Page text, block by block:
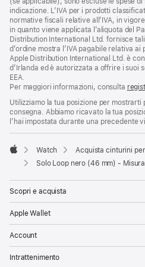
indicazione. L’IVA per i prodotti
normative fiscali relative all’IVA, in
in quanto viene applicata l’aliquota del
Distribution International Ltd. fornisce
d’ordine mostra l’IVA pagabile relativa
Apple Distribution International Ltd. è
d’Irlanda ed è autorizzata a offrire i suoi
EEA.
Per maggiori informazioni, consulta
Utilizziamo la tua posizione per mostrarti
consegna. Abbiamo ricavato la tua
l’hai impostata durante una precedente
Apple
Watch
Acquista cinturini
Solo Loop nero (46 mm) -
Scopri e acquista
Apple Wallet
Account
Intrattenimento